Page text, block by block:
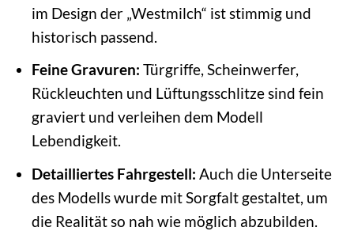
im Design der „Westmilch“ ist stimmig und
historisch passend.
Feine Gravuren: Türgriffe, Scheinwerfer,
Rückleuchten und Lüftungsschlitze sind fein
graviert und verleihen dem Modell
Lebendigkeit.
Detailliertes Fahrgestell: Auch die Unterseite
des Modells wurde mit Sorgfalt gestaltet, um
die Realität so nah wie möglich abzubilden.